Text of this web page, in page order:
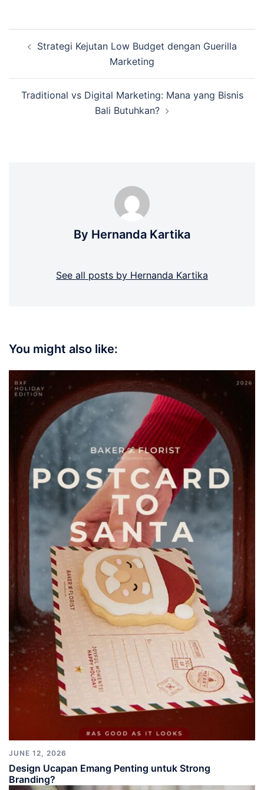
navigation
Strategi Kejutan Low Budget dengan Guerilla
Marketing
Traditional vs Digital Marketing: Mana yang Bisnis
Bali Butuhkan?
By Hernanda Kartika
See all posts by Hernanda Kartika
You might also like:
JUNE 12, 2026
Design Ucapan Emang Penting untuk Strong
Branding?